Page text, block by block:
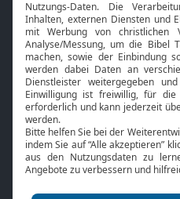
Bibel TV
Über uns
Jobs